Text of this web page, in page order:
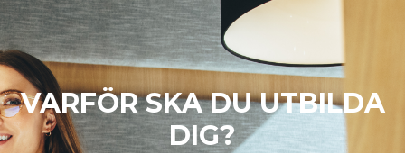
VARFÖR SKA DU UTBILDA
DIG?